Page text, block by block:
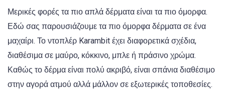
Μερικές φορές τα πιο απλά δέρματα είναι τα πιο όμορφα.
Εδώ σας παρουσιάζουμε τα πιο όμορφα δέρματα σε ένα
μαχαίρι. Το ντοπλέρ Karambit έχει διαφορετικά σχέδια,
διαθέσιμα σε μαύρο, κόκκινο, μπλε ή πράσινο χρώμα.
Καθώς το δέρμα είναι πολύ ακριβό, είναι σπάνια διαθέσιμο
στην αγορά ατμού αλλά μάλλον σε εξωτερικές τοποθεσίες.